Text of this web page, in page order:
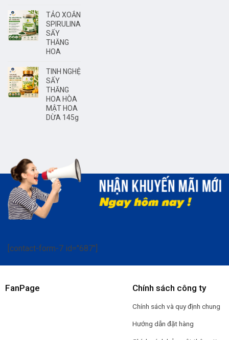
TẢO XOẮN
SPIRULINA
SẤY
THĂNG
HOA
TINH NGHỆ
SẤY
THĂNG
HOA HÒA
MẬT HOA
DỪA 145g
[contact-form-7 id="687"]
FanPage Chính sách công ty
Chính sách và quy định chung
Hướng dẫn đặt hàng